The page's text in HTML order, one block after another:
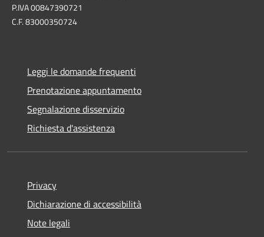
P.IVA 00847390721
C.F. 83000350724
Leggi le domande frequenti
Prenotazione appuntamento
Segnalazione disservizio
Richiesta d'assistenza
Privacy
Dichiarazione di accessibilità
Note legali